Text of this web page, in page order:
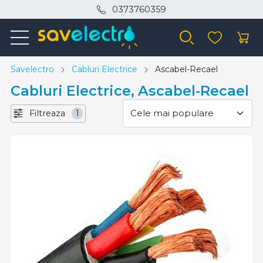
0373760359
Savelectro Cabluri Electrice Ascabel-Recael
Cabluri Electrice, Ascabel-Recael
Filtreaza 1